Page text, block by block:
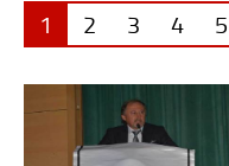
1 2 3 4 5